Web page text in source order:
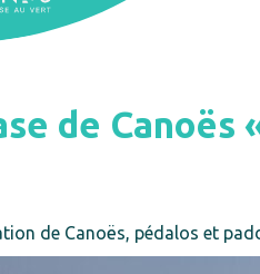
de Canoës
de Canoës, pédalos et